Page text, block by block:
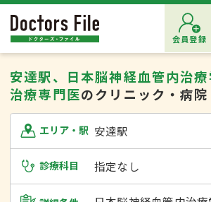
会員登録
安達駅、日本脳神経血管内治
治療専門医のクリニック・病院
エリア・駅 安達駅
診療科目 指定なし